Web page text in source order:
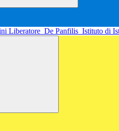
Liberatore De Panfilis Istituto di